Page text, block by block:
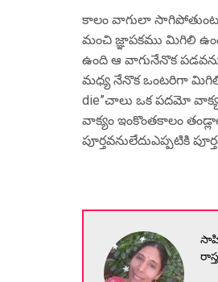
కాలం వాగులా
మంచి జ్ఞాపకము మిగిలి
ఉంది ఆ వాగునేనొక
మధ్య నేనొక ఒంటరిగా
die”చాలు ఒక పదమో
వాక్యం ఇంకొంతకాలం
పూర్తవనులేదుఎప్పటికి